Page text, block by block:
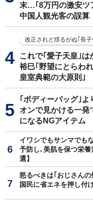
末…｢8万円の激安ツ
中国人観光客の誤算
改正されど揺るがぬ｢長子
これで｢愛子天皇｣
裕巳｢野望にとらわ
皇室典範の大原則｣
｢ボディーバッグ｣
オンで見かける一発
になるNGアイテム
イワシでもサンマでも
予防し､美肌を保つ栄
選】
怒るべきは｢おじさん
国民に省エネを押し付